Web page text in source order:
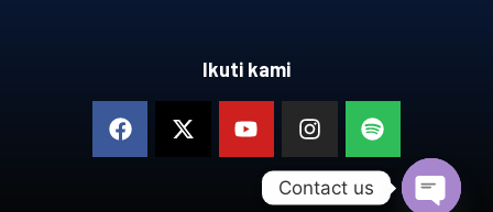
Ikuti kami
Contact us